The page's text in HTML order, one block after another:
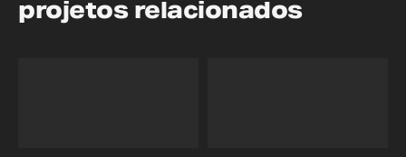
projetos relacionados